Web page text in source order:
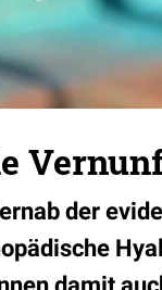
der